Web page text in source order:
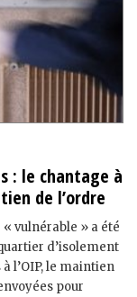
: le chantage à
de l’ordre
vulnérable » a été
d’isolement
l’OIP, le maintien
pour